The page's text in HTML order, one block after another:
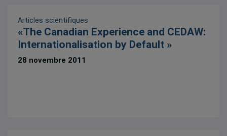
Articles scientifiques
«The Canadian Experience and CEDAW:
Internationalisation by Default »
28 novembre 2011